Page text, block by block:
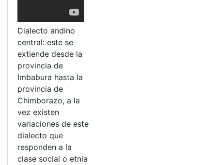
Dialecto andino
central: este se
extiende desde la
provincia de
Imbabura hasta la
provincia de
Chimborazo, a la
vez existen
variaciones de este
dialecto que
responden a la
clase social o etnia